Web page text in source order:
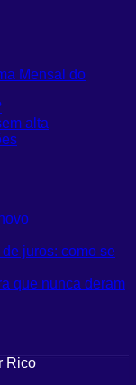
Mensal do
em alta
juros: como se
que nunca deram
Rico